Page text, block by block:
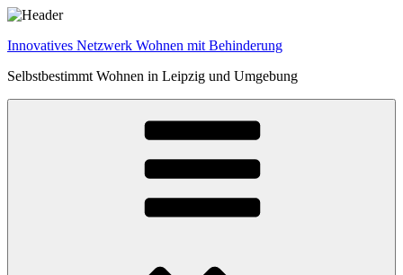
Zum
springen
Innovatives Netzwerk Wohnen mit Behinderung
Selbstbestimmt Wohnen in Leipzig und Umgebung